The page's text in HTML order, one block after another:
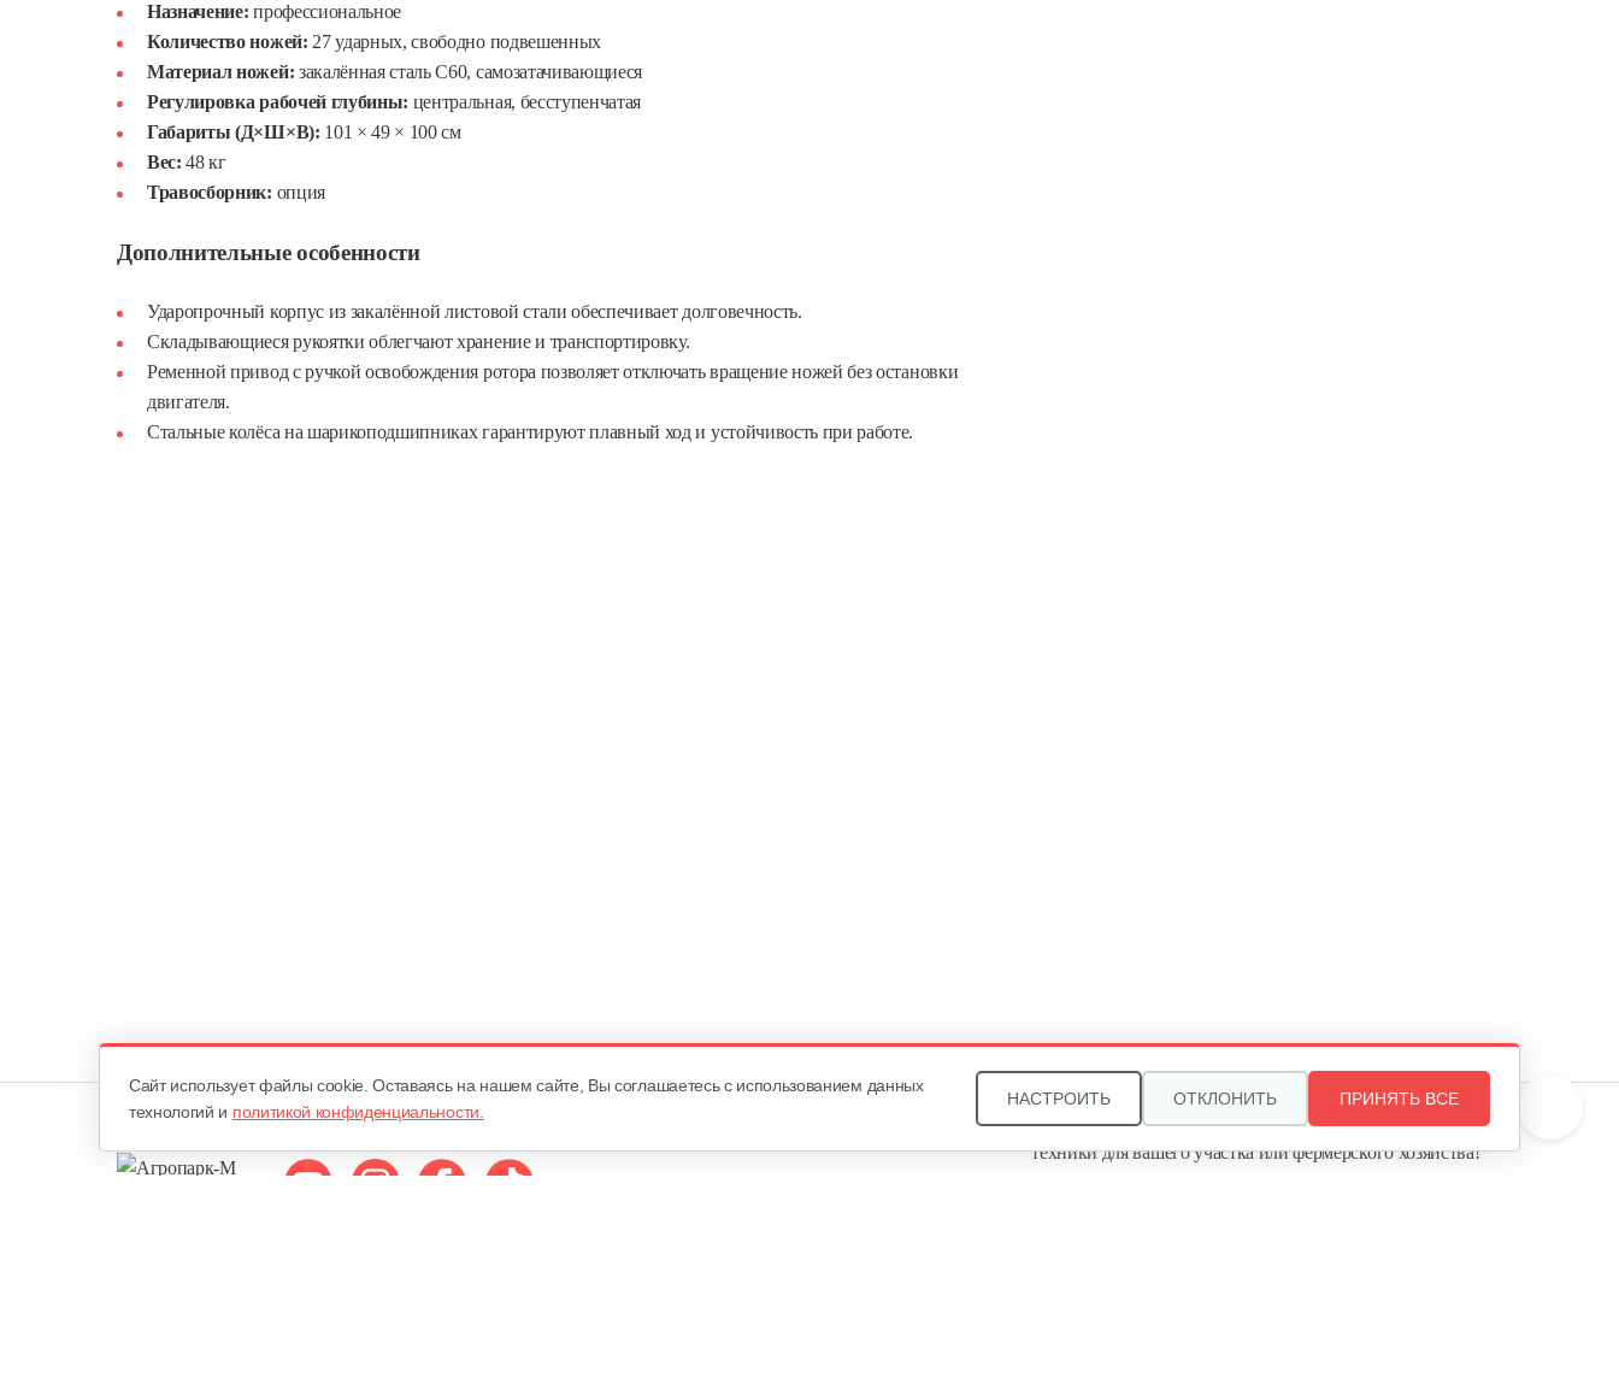
Назначение: профессиональное
Количество ножей: 27 ударных, свободно подвешенных
Материал ножей: закалённая сталь С60, самозатачивающиеся
Регулировка рабочей глубины: центральная, бесступенчатая
Габариты (Д×Ш×В): 101 × 49 × 100 см
Вес: 48 кг
Травосборник: опция
Дополнительные особенности
Ударопрочный корпус из закалённой листовой стали обеспечивает долговечность.
Складывающиеся рукоятки облегчают хранение и транспортировку.
Ременной привод с ручкой освобождения ротора позволяет отключать вращение ножей без остановки
двигателя.
Стальные колёса на шарикоподшипниках гарантируют плавный ход и устойчивость при работе.
Звоните, и мы поможем подобрать идеальный вариант
техники для вашего участка или фермерского хозяйства!
Cайт использует файлы cookie. Оставаясь на нашем сайте, Вы соглашаетесь с использованием данных
технологий и политикой конфиденциальности.
НАСТРОИТЬ ОТКЛОНИТЬ ПРИНЯТЬ ВСЕ